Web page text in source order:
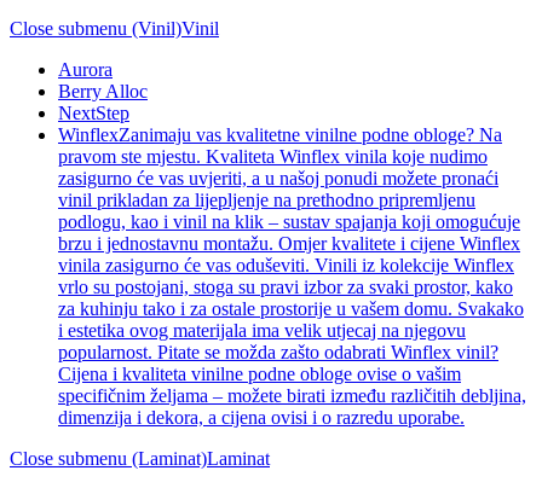
Close submenu (Vinil)Vinil
Aurora
Berry Alloc
NextStep
WinflexZanimaju vas kvalitetne vinilne podne obloge? Na
pravom ste mjestu. Kvaliteta Winflex vinila koje nudimo
zasigurno će vas uvjeriti, a u našoj ponudi možete pronaći
vinil prikladan za lijepljenje na prethodno pripremljenu
podlogu, kao i vinil na klik – sustav spajanja koji omogućuje
brzu i jednostavnu montažu. Omjer kvalitete i cijene Winflex
vinila zasigurno će vas oduševiti. Vinili iz kolekcije Winflex
vrlo su postojani, stoga su pravi izbor za svaki prostor, kako
za kuhinju tako i za ostale prostorije u vašem domu. Svakako
i estetika ovog materijala ima velik utjecaj na njegovu
popularnost. Pitate se možda zašto odabrati Winflex vinil?
Cijena i kvaliteta vinilne podne obloge ovise o vašim
specifičnim željama – možete birati između različitih debljina,
dimenzija i dekora, a cijena ovisi i o razredu uporabe.
Close submenu (Laminat)Laminat